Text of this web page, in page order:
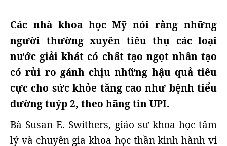
Các nhà khoa học Mỹ nói rằng những
người thường xuyên tiêu thụ các loại
nước giải khát có chất tạo ngọt nhân tạo
có rủi ro gánh chịu những hậu quả tiêu
cực cho sức khỏe tăng cao như bệnh tiểu
đườngtuýp2, theo hãng tin UPI.
Bà Susan E. Swithers, giáo sư khoa học tâm
lý và chuyên gia khoa học thần kinh hành vi